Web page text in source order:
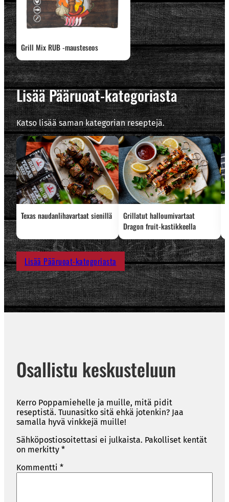
Grill Mix RUB -mausteseos
Lisää Pääruoat-kategoriasta
Katso lisää saman kategorian reseptejä.
Texas naudanlihavartaat sienillä
Grillatut halloumivartaat
Dragon fruit-kastikkeella
Lisää Pääruoat-kategoriasta
Osallistu keskusteluun
Kerro Poppamiehelle ja muille, mitä pidit
reseptistä. Tuunasitko sitä ehkä jotenkin? Jaa
samalla hyvä vinkkejä muille!
Sähköpostiosoitettasi ei julkaista. Pakolliset kentät
on merkitty *
Kommentti *